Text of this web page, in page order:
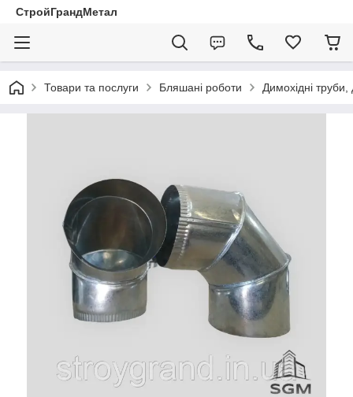
СтройГрандМетал
Товари та послуги Бляшані роботи Димохідні труби,